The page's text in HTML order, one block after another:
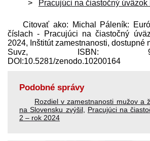
Pracujúci na čiastočný
Citovať ako: Michal Páleník:
číslach - Pracujúci na čiastočný
2024, Inštitút zamestnanosti, dostupné
Suvz, ISBN: 978-80-
DOI:10.5281/zenodo.10200164
Podobné správy
Rozdiel v zamestnanosti mužov a
na Slovensku zvýšil, Pracujúci na
2 – rok 2024